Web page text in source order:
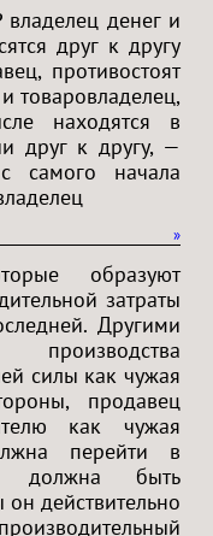
владелец денег и
друг к другу
противостоят
товаровладелец,
находятся в
друг к другу, —
самого начала
»
образуют
затраты
Другими
силы как чужая
продавец
как чужая
перейти в
должна быть
действительно